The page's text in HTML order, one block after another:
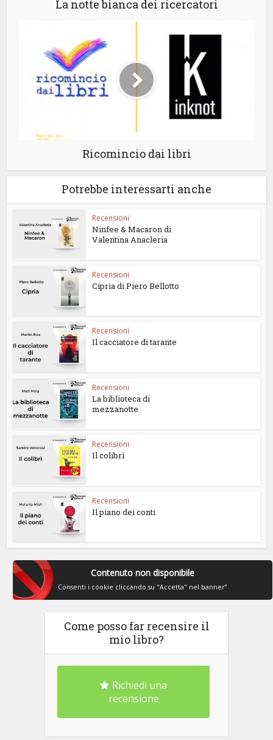
La notte bianca dei ricercatori
Ricomincio dai libri
Potrebbe interessarti anche
Recensioni
Ninfee & Macaron di
Valentina Anacleria
Recensioni
Cipria di Piero Bellotto
Recensioni
Il cacciatore di tarante
Recensioni
La biblioteca di
mezzanotte
Recensioni
Il colibrì
Recensioni
Il piano dei conti
Contenuto non disponibile
Consenti i cookie cliccando su "Accetta" nel banner"
Come posso far recensire il
mio libro?
Richiedi una
recensione